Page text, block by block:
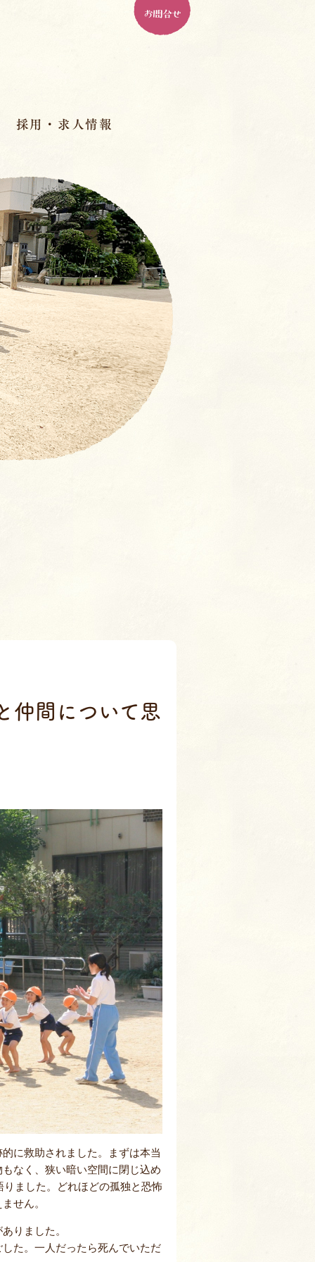
採用・求人情報
パドマで働く、１０の魅力
人材育成
先輩の先生のインタビュー
スペシャル座談会
NEW！】募集要項：新卒採
(2027年度)・中途採用(随
時)の流れ
奨学⾦返済⽀援制度とは
よくあるご質問
お問合せ
間について思
に救助されました。まずは本当
なく、狭い暗い空間に閉じ込め
ました。どれほどの孤独と恐怖
せん。
りました。
た。一人だったら死んでいただ